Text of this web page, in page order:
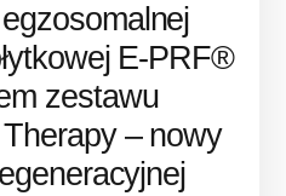
E-PRF®
zestawu
– nowy